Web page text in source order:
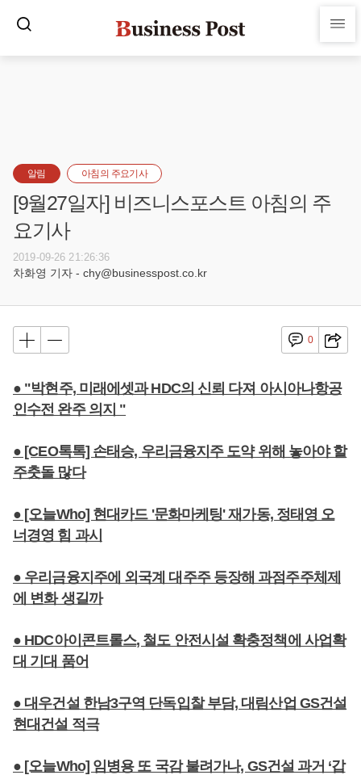
알림 아침의 주요기사
[9월27일자] 비즈니스포스트 아침의 주
요기사
2019-09-26 21:26:36
차화영 기자 - chy@businesspost.co.kr
0
● "박현주, 미래에셋과 HDC의 신뢰 다져 아시아나항공
인수전 완주 의지 "
● [CEO톡톡] 손태승, 우리금융지주 도약 위해 놓아야 할
주춧돌 많다
● [오늘Who] 현대카드 '문화마케팅' 재가동, 정태영 오
너경영 힘 과시
● 우리금융지주에 외국계 대주주 등장해 과점주주체제
에 변화 생길까
● HDC아이콘트롤스, 철도 안전시설 확충정책에 사업확
대 기대 품어
● 대우건설 한남3구역 단독입찰 부담, 대림산업 GS건설
현대건설 적극
● [오늘Who] 임병용 또 국감 불려가나, GS건설 과거 ‘갑